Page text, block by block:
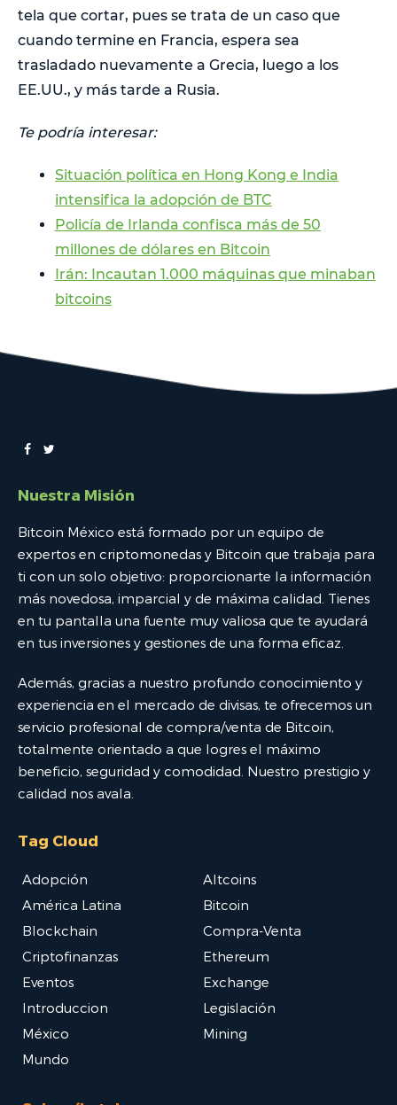
tela que cortar, pues se trata de un caso que
cuando termine en Francia, espera sea
trasladado nuevamente a Grecia, luego a los
EE.UU., y más tarde a Rusia.
Te podría interesar:
Situación política en Hong Kong e India
intensifica la adopción de BTC
Policía de Irlanda confisca más de 50
millones de dólares en Bitcoin
Irán: Incautan 1.000 máquinas que minaban
bitcoins
Nuestra Misión
Bitcoin México está formado por un equipo de
expertos en criptomonedas y Bitcoin que trabaja para
ti con un solo objetivo: proporcionarte la información
más novedosa, imparcial y de máxima calidad. Tienes
en tu pantalla una fuente muy valiosa que te ayudará
en tus inversiones y gestiones de una forma eficaz.
Además, gracias a nuestro profundo conocimiento y
experiencia en el mercado de divisas, te ofrecemos un
servicio profesional de compra/venta de Bitcoin,
totalmente orientado a que logres el máximo
beneficio, seguridad y comodidad. Nuestro prestigio y
calidad nos avala.
Tag Cloud
Adopción
Altcoins
América Latina
Bitcoin
Blockchain
Compra-Venta
Criptofinanzas
Ethereum
Eventos
Exchange
Introduccion
Legislación
México
Mining
Mundo